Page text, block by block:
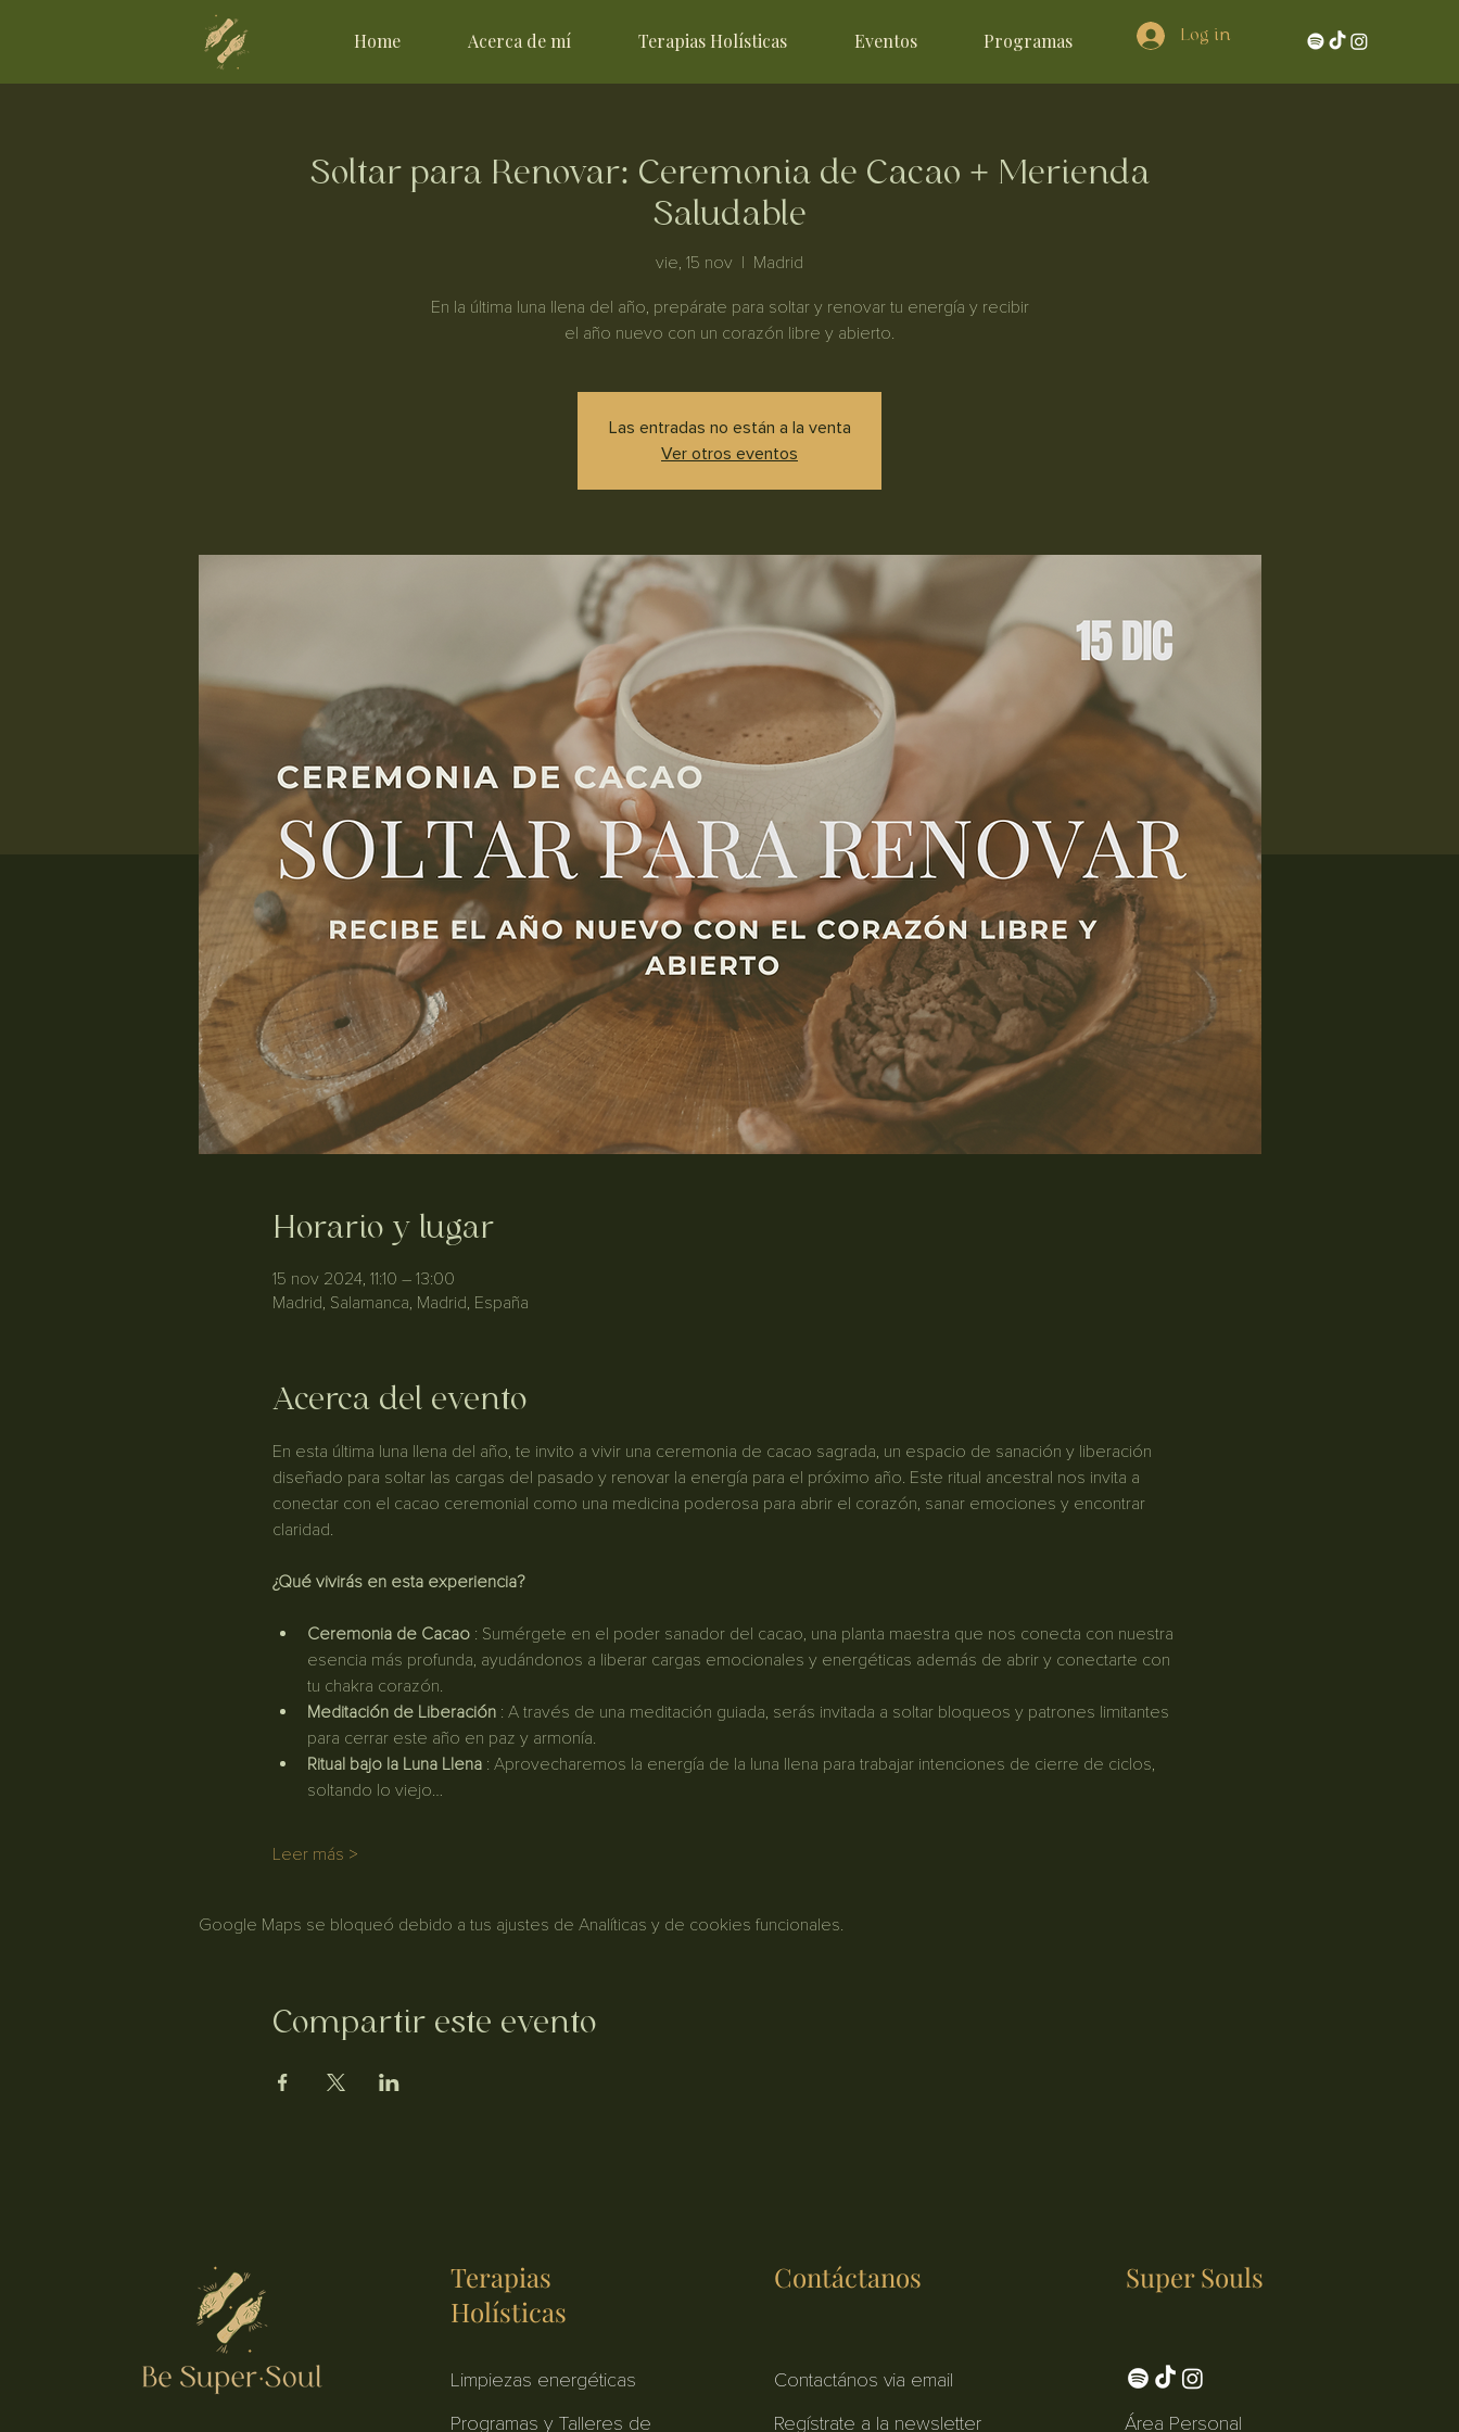
Home Acerca de mí Terapias Holísticas Eventos Programas Log in
Soltar para Renovar: Ceremonia de Cacao + Merienda
Saludable
vie, 15 nov
  |
Madrid
En la última luna llena del año, prepárate para soltar y renovar tu energía y recibir
el año nuevo con un corazón libre y abierto.
Las entradas no están a la venta
Ver otros eventos
Horario y lugar
15 nov 2024, 11:10 – 13:00
Madrid, Salamanca, Madrid, España
Acerca del evento
En esta última luna llena del año, te invito a vivir una ceremonia de cacao sagrada, un espacio de sanación y liberación
diseñado para soltar las cargas del pasado y renovar la energía para el próximo año. Este ritual ancestral nos invita a
conectar con el cacao ceremonial como una medicina poderosa para abrir el corazón, sanar emociones y encontrar
claridad.
¿Qué vivirás en esta experiencia?
Ceremonia de Cacao : Sumérgete en el poder sanador del cacao, una planta maestra que nos conecta con nuestra
esencia más profunda, ayudándonos a liberar cargas emocionales y energéticas además de abrir y conectarte con
tu chakra corazón.
Meditación de Liberación : A través de una meditación guiada, serás invitada a soltar bloqueos y patrones limitantes
para cerrar este año en paz y armonía.
Ritual bajo la Luna Llena : Aprovecharemos la energía de la luna llena para trabajar intenciones de cierre de ciclos,
soltando lo viejo…
Leer más >
Google Maps se bloqueó debido a tus ajustes de Analíticas y de cookies funcionales.
Compartir este evento
Terapias
Holísticas
Limpiezas energéticas
Programas y Talleres de
Contáctanos
Contactános via email
Regístrate a la newsletter
Super Souls
​Área Personal